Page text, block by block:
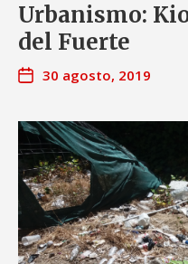
Urbanismo:
del Fuerte
30 agosto, 2019